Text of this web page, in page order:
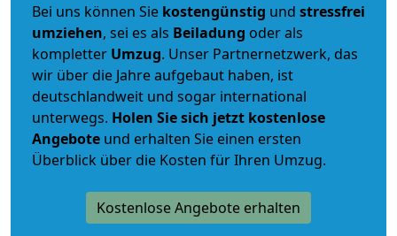
Bei uns können Sie kostengünstig und stressfrei
umziehen, sei es als Beiladung oder als
kompletter Umzug. Unser Partnernetzwerk, das
wir über die Jahre aufgebaut haben, ist
deutschlandweit und sogar international
unterwegs. Holen Sie sich jetzt kostenlose
Angebote und erhalten Sie einen ersten
Überblick über die Kosten für Ihren Umzug.
Kostenlose Angebote erhalten